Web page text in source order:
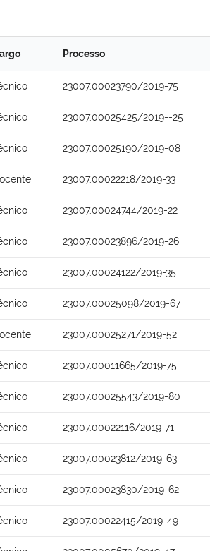
Processo
23007.00023790/2019-75
23007.00025425/2019--25
23007.00025190/2019-08
23007.00022218/2019-33
23007.00024744/2019-22
23007.00023896/2019-26
23007.00024122/2019-35
23007.00025098/2019-67
23007.00025271/2019-52
23007.00011665/2019-75
23007.00025543/2019-80
23007.00022116/2019-71
23007.00023812/2019-63
23007.00023830/2019-62
23007.00022415/2019-49